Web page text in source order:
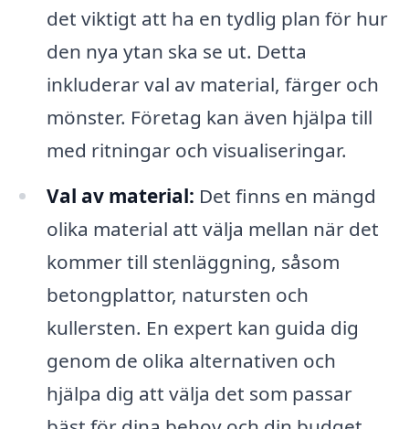
det viktigt att ha en tydlig plan för hur
den nya ytan ska se ut. Detta
inkluderar val av material, färger och
mönster. Företag kan även hjälpa till
med ritningar och visualiseringar.
Val av material: Det finns en mängd
olika material att välja mellan när det
kommer till stenläggning, såsom
betongplattor, natursten och
kullersten. En expert kan guida dig
genom de olika alternativen och
hjälpa dig att välja det som passar